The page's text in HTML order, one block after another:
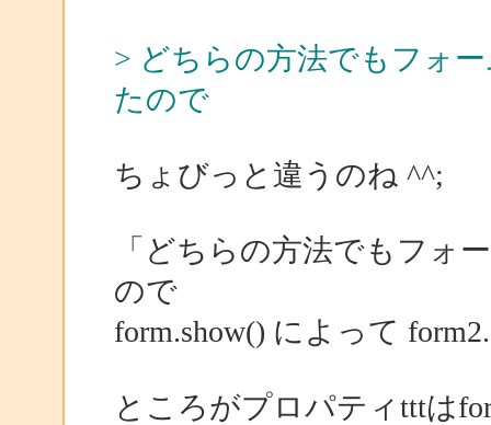
> どちらの方法でもフォ
たので
ちょびっと違うのね ^^;
「どちらの方法でもフォ
ので
form.show() によって
ところがプロパティtttは